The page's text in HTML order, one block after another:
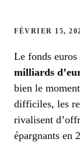
FÉVRIER 15,
Le fonds
milliards
bien le
difficiles, les
rivalisent
épargnants en